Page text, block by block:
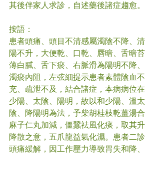
其後伴家人求診，自述藥後諸症趨愈。
按語：
患者頭痛、頭目不清感屬濁陰不降、清
陽不升，大便乾、口乾、唇暗、舌暗苔
薄白膩、舌下瘀、右脈滑為陽明不降、
濁瘀內阻，左弦細提示患者素體陰血不
充、疏泄不及，結合諸症，本病病位在
少陽、太陰、陽明，故以和少陽、溫太
陰、降陽明為法，予柴胡桂枝乾薑湯合
麻子仁丸加減，僵蠶祛風化痰，取其升
降散之意，五爪龍益氣化濕。患者二診
頭痛緩解，因工作壓力導致胃失和降、